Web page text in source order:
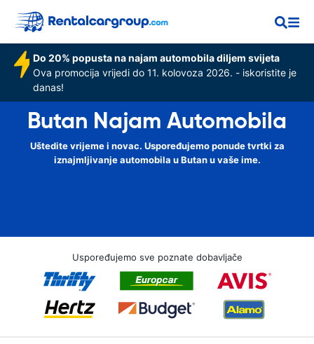
Do 20% popusta na najam automobila diljem svijeta
Ova promocija vrijedi do 11. kolovoza 2026. - iskoristite je
danas!
Butan Najam Automobila
Uštedite vrijeme i novac. Uspoređujemo ponude tvrtki za
iznajmljivanje automobila u Butan u vaše ime.
Uspoređujemo sve poznate dobavljače